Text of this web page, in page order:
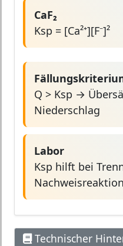
CaF₂
Ksp = [Ca²⁺][F⁻]²
Q > Ksp →
Niederschlag
Labor
Ksp hilft bei
Technischer